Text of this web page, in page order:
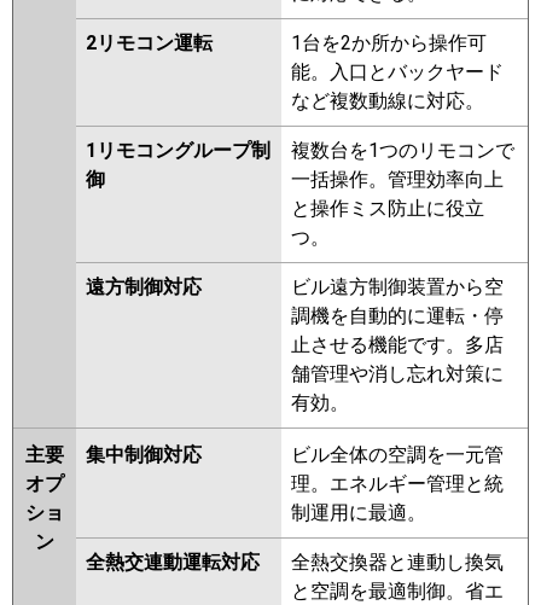
2リモコン運転
1台を2か所から操作可
能。入口とバックヤード
など複数動線に対応。
1リモコングループ制
御
複数台を1つのリモコンで
一括操作。管理効率向上
と操作ミス防止に役立
つ。
遠方制御対応
ビル遠方制御装置から空
調機を自動的に運転・停
止させる機能です。多店
舗管理や消し忘れ対策に
有効。
主要
オプ
ショ
ン
集中制御対応
ビル全体の空調を一元管
理。エネルギー管理と統
制運用に最適。
全熱交連動運転対応
全熱交換器と連動し換気
と空調を最適制御。省エ